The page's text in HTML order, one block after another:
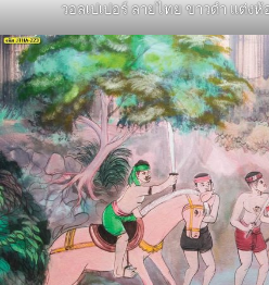
วอลเปเปอร์ ลายไทย ขาวดำ แต่ง